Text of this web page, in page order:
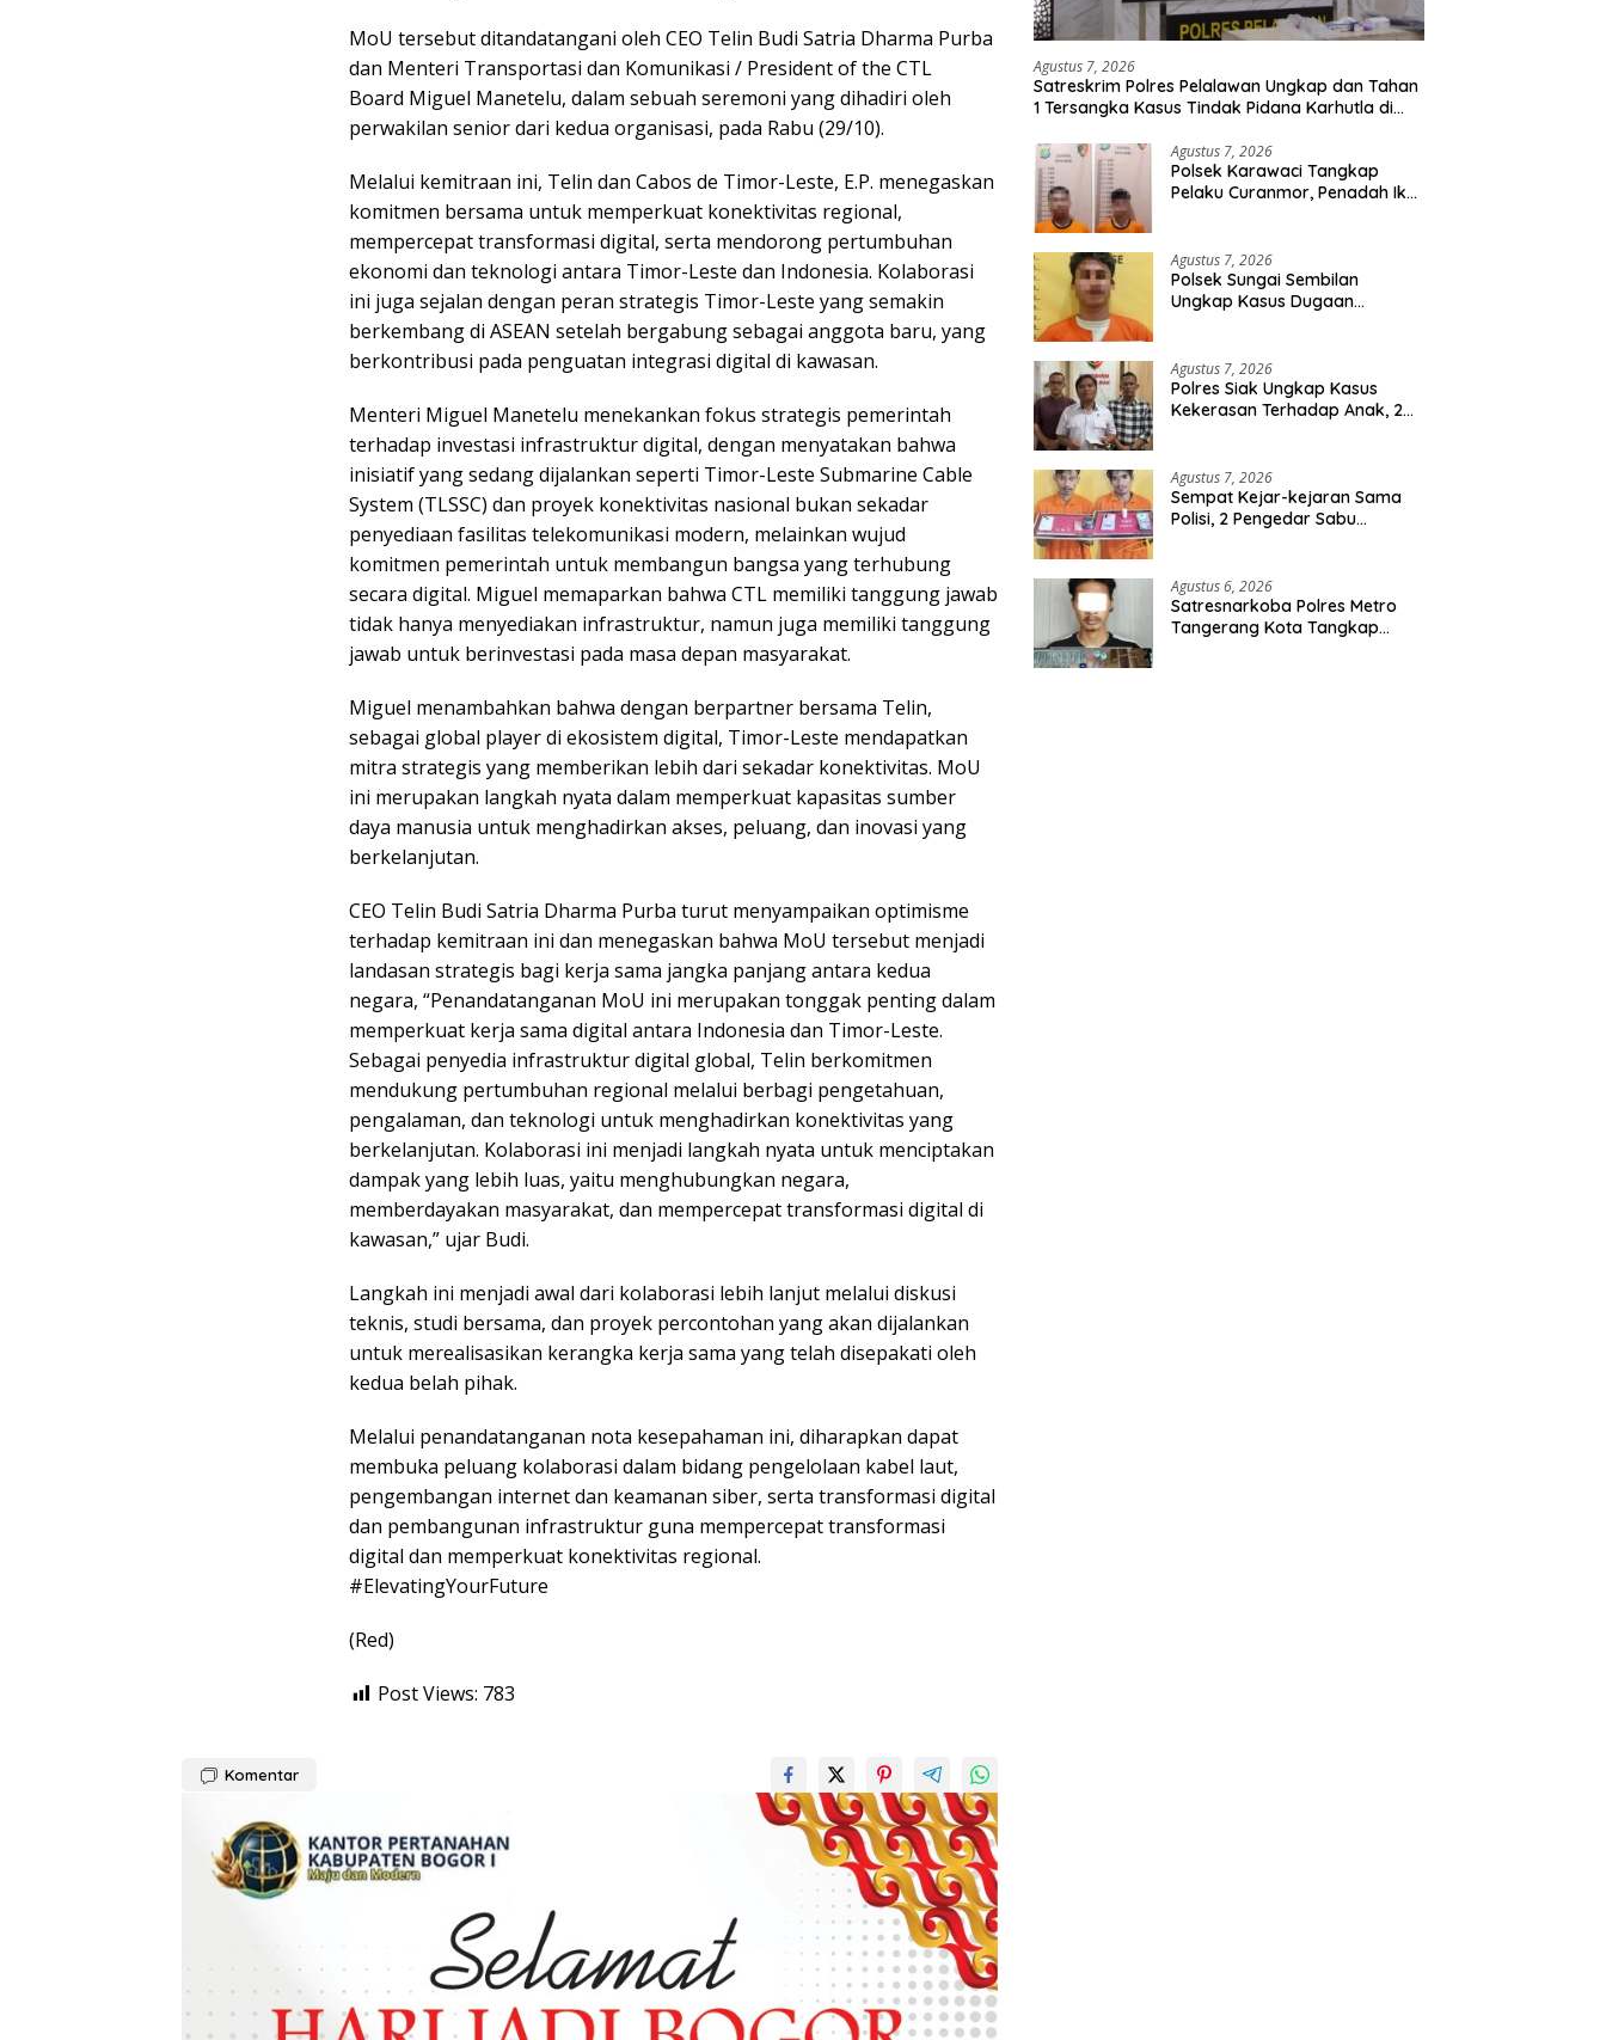
MoU tersebut ditandatangani oleh CEO Telin Budi Satria Dharma Purba
dan Menteri Transportasi dan Komunikasi / President of the CTL
Board Miguel Manetelu, dalam sebuah seremoni yang dihadiri oleh
perwakilan senior dari kedua organisasi, pada Rabu (29/10).
Melalui kemitraan ini, Telin dan Cabos de Timor-Leste, E.P. menegaskan
komitmen bersama untuk memperkuat konektivitas regional,
mempercepat transformasi digital, serta mendorong pertumbuhan
ekonomi dan teknologi antara Timor-Leste dan Indonesia. Kolaborasi
ini juga sejalan dengan peran strategis Timor-Leste yang semakin
berkembang di ASEAN setelah bergabung sebagai anggota baru, yang
berkontribusi pada penguatan integrasi digital di kawasan.
Menteri Miguel Manetelu menekankan fokus strategis pemerintah
terhadap investasi infrastruktur digital, dengan menyatakan bahwa
inisiatif yang sedang dijalankan seperti Timor-Leste Submarine Cable
System (TLSSC) dan proyek konektivitas nasional bukan sekadar
penyediaan fasilitas telekomunikasi modern, melainkan wujud
komitmen pemerintah untuk membangun bangsa yang terhubung
secara digital. Miguel memaparkan bahwa CTL memiliki tanggung jawab
tidak hanya menyediakan infrastruktur, namun juga memiliki tanggung
jawab untuk berinvestasi pada masa depan masyarakat.
Miguel menambahkan bahwa dengan berpartner bersama Telin,
sebagai global player di ekosistem digital, Timor-Leste mendapatkan
mitra strategis yang memberikan lebih dari sekadar konektivitas. MoU
ini merupakan langkah nyata dalam memperkuat kapasitas sumber
daya manusia untuk menghadirkan akses, peluang, dan inovasi yang
berkelanjutan.
CEO Telin Budi Satria Dharma Purba turut menyampaikan optimisme
terhadap kemitraan ini dan menegaskan bahwa MoU tersebut menjadi
landasan strategis bagi kerja sama jangka panjang antara kedua
negara, “Penandatanganan MoU ini merupakan tonggak penting dalam
memperkuat kerja sama digital antara Indonesia dan Timor-Leste.
Sebagai penyedia infrastruktur digital global, Telin berkomitmen
mendukung pertumbuhan regional melalui berbagi pengetahuan,
pengalaman, dan teknologi untuk menghadirkan konektivitas yang
berkelanjutan. Kolaborasi ini menjadi langkah nyata untuk menciptakan
dampak yang lebih luas, yaitu menghubungkan negara,
memberdayakan masyarakat, dan mempercepat transformasi digital di
kawasan,” ujar Budi.
Langkah ini menjadi awal dari kolaborasi lebih lanjut melalui diskusi
teknis, studi bersama, dan proyek percontohan yang akan dijalankan
untuk merealisasikan kerangka kerja sama yang telah disepakati oleh
kedua belah pihak.
Melalui penandatanganan nota kesepahaman ini, diharapkan dapat
membuka peluang kolaborasi dalam bidang pengelolaan kabel laut,
pengembangan internet dan keamanan siber, serta transformasi digital
dan pembangunan infrastruktur guna mempercepat transformasi
digital dan memperkuat konektivitas regional.
#ElevatingYourFuture
(Red)
Post Views: 783
Komentar
Agustus 7, 2026
Satreskrim Polres Pelalawan Ungkap dan Tahan
1 Tersangka Kasus Tindak Pidana Karhutla di
Agustus 7, 2026
Polsek Karawaci Tangkap
Pelaku Curanmor, Penadah Ikut
Agustus 7, 2026
Polsek Sungai Sembilan
Ungkap Kasus Dugaan
Berhasil Diamankan
Agustus 7, 2026
Polres Siak Ungkap Kasus
Kekerasan Terhadap Anak, 2
Agustus 7, 2026
Sempat Kejar-kejaran Sama
Polisi, 2 Pengedar Sabu
Agustus 6, 2026
Satresnarkoba Polres Metro
Tangerang Kota Tangkap